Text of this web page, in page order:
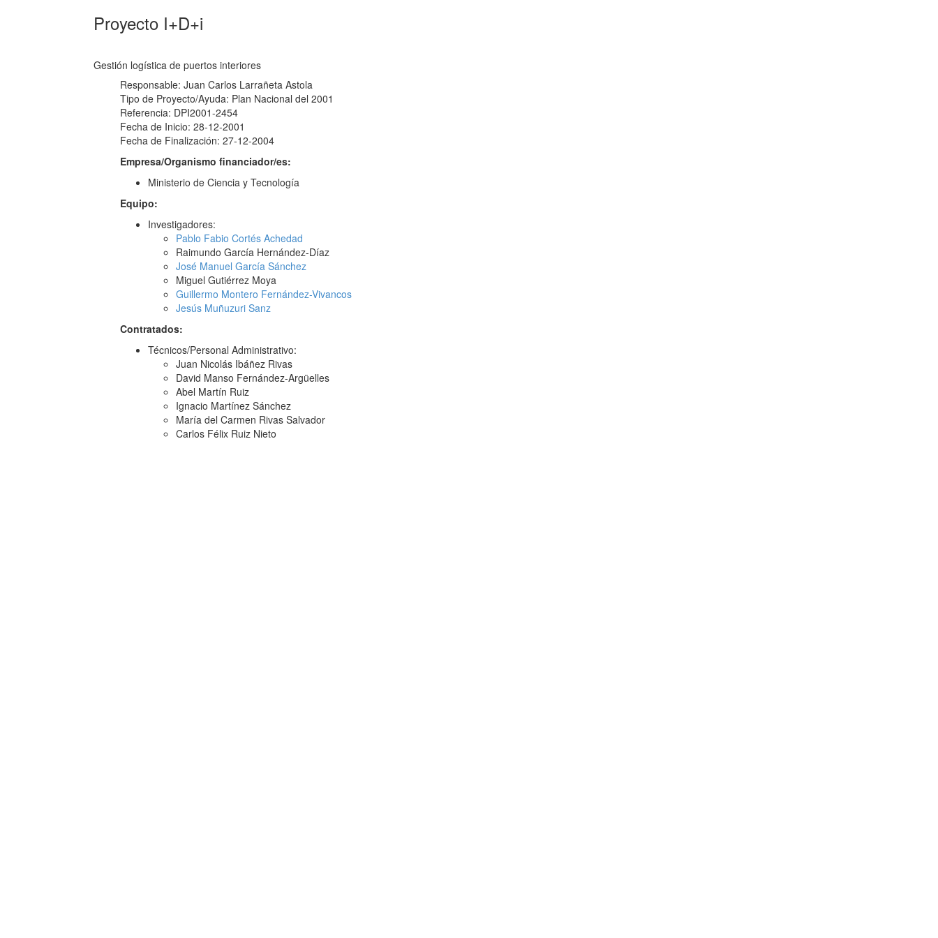
Proyecto I+D+i
Gestión logística de puertos interiores
Responsable: Juan Carlos Larrañeta Astola
Tipo de Proyecto/Ayuda: Plan Nacional del 2001
Referencia: DPI2001-2454
Fecha de Inicio: 28-12-2001
Fecha de Finalización: 27-12-2004
Empresa/Organismo financiador/es:
Ministerio de Ciencia y Tecnología
Equipo:
Investigadores:
Pablo Fabio Cortés Achedad
Raimundo García Hernández-Díaz
José Manuel García Sánchez
Miguel Gutiérrez Moya
Guillermo Montero Fernández-Vivancos
Jesús Muñuzuri Sanz
Contratados:
Técnicos/Personal Administrativo:
Juan Nicolás Ibáñez Rivas
David Manso Fernández-Argüelles
Abel Martín Ruiz
Ignacio Martínez Sánchez
María del Carmen Rivas Salvador
Carlos Félix Ruiz Nieto